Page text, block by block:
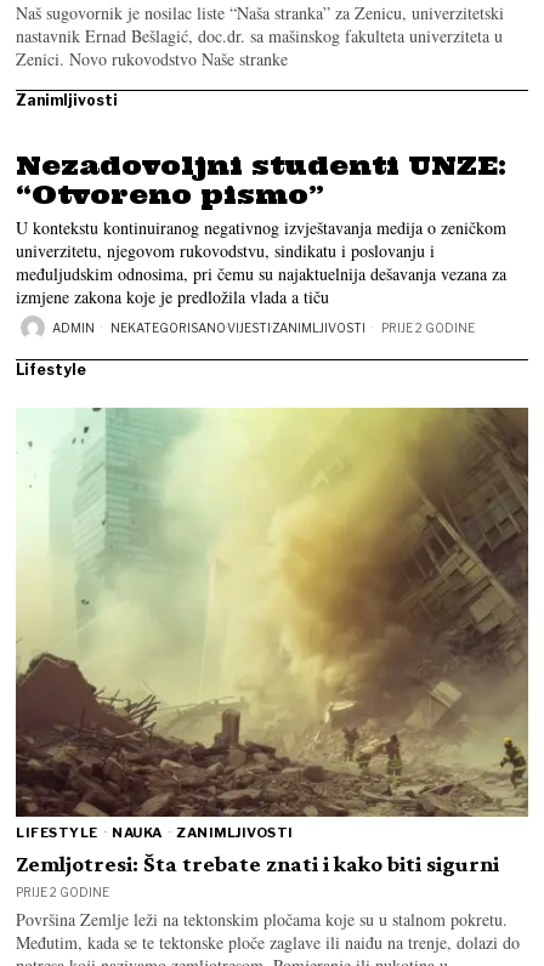
Naš sugovornik je nosilac liste “Naša stranka” za Zenicu, univerzitetski
nastavnik Ernad Bešlagić, doc.dr. sa mašinskog fakulteta univerziteta u
Zenici. Novo rukovodstvo Naše stranke
Zanimljivosti
Nezadovoljni studenti UNZE:
“Otvoreno pismo”
U kontekstu kontinuiranog negativnog izvještavanja medija o zeničkom
univerzitetu, njegovom rukovodstvu, sindikatu i poslovanju i
međuljudskim odnosima, pri čemu su najaktuelnija dešavanja vezana za
izmjene zakona koje je predložila vlada a tiču
ADMIN NEKATEGORISANO·VIJESTI·ZANIMLJIVOSTI PRIJE 2 GODINE
Lifestyle
LIFESTYLE · NAUKA · ZANIMLJIVOSTI
Zemljotresi: Šta trebate znati i kako biti sigurni
PRIJE 2 GODINE
Površina Zemlje leži na tektonskim pločama koje su u stalnom pokretu.
Međutim, kada se te tektonske ploče zaglave ili naiđu na trenje, dolazi do